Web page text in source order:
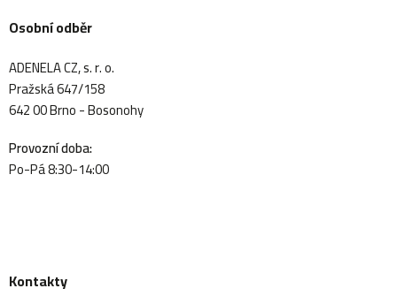
Osobní odběr
ADENELA CZ, s. r. o.
Pražská 647/158
642 00 Brno - Bosonohy
Provozní doba:
Po-Pá 8:30-14:00
Kontakty